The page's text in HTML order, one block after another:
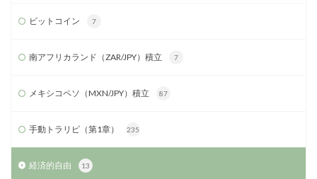
ビットコイン 7
南アフリカランド（ZAR/JPY）積立 7
メキシコペソ（MXN/JPY）積立 87
手動トラリピ（第1章） 235
経済的自由 13